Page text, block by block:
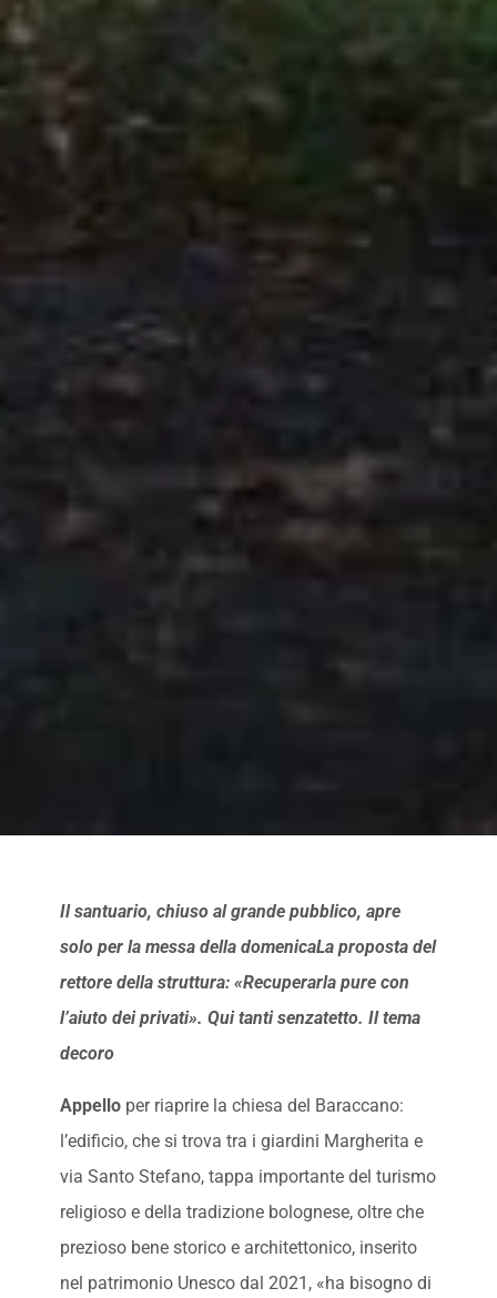
Il santuario, chiuso al grande pubblico, apre
solo per la messa della domenicaLa proposta del
rettore della struttura: «Recuperarla pure con
l’aiuto dei privati». Qui tanti senzatetto. Il tema
decoro
Appelloper riaprire la chiesa del Baraccano:
l’edificio, che si trova tra i giardini Margherita e
via Santo Stefano, tappa importante del turismo
religioso e della tradizione bolognese, oltre che
prezioso bene storico e architettonico, inserito
nel patrimonio Unesco dal 2021, «ha bisogno di